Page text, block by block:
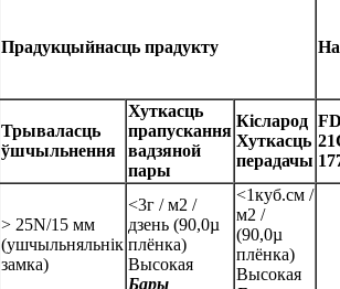
Прадукцыйнасць прадукту
Трываласць
ўшчыльнення
Хуткасць
прапускання
вадзяной
пары
Кісларод
Хуткасць
перадачы
> 25N/15 мм
(ушчыльняльнік
замка)
<3г / м2 /
дзень (90,0µ
плёнка)
Высокая
Бары
<1куб.см /
м2 /
(90,0µ
плёнка)
Высокая